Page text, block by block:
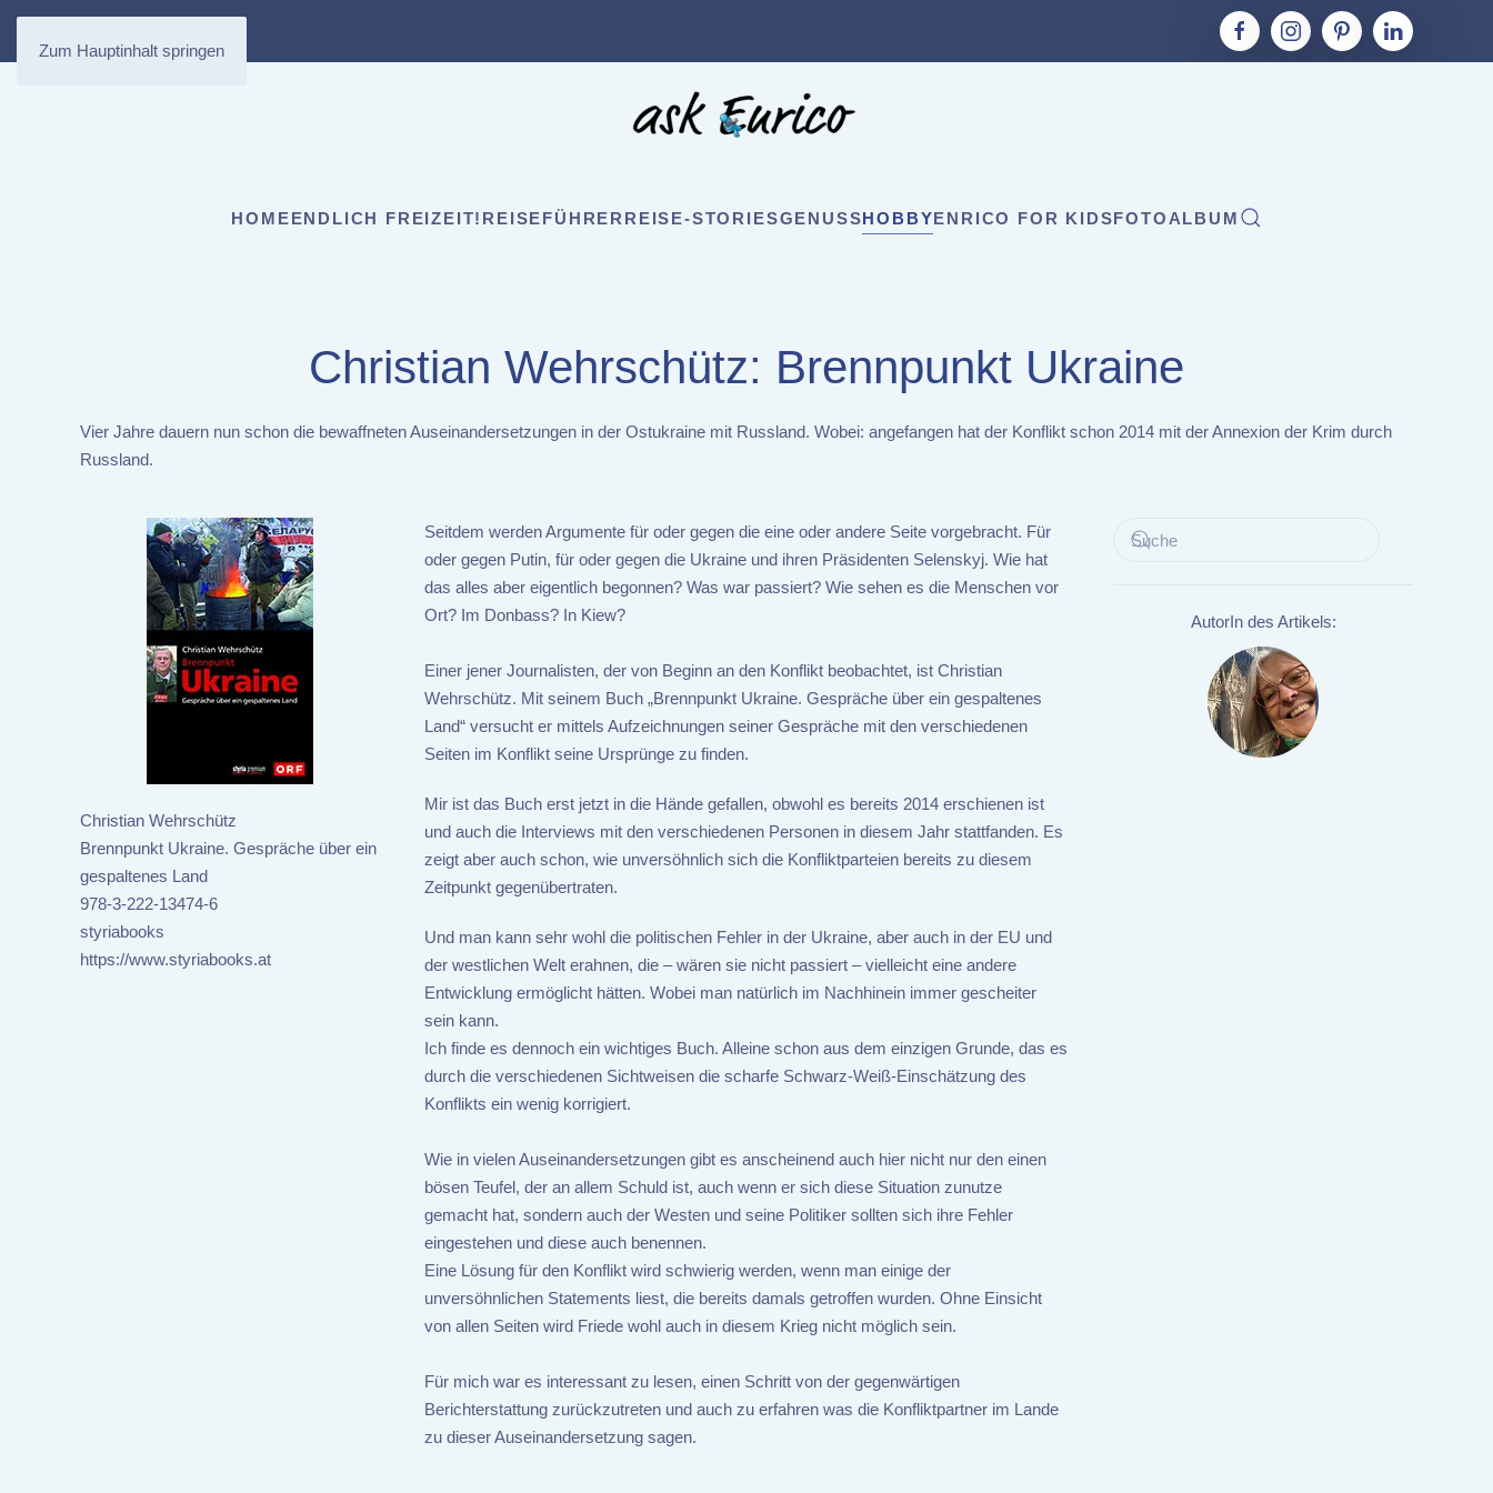
Zum Hauptinhalt springen
HOMEENDLICH FREIZEIT! REISEFÜHRER REISE-STORIESGENUSSHOBBYENRICO FOR KIDSFOTOALBUM
Christian Wehrschütz: Brennpunkt Ukraine
Vier Jahre dauern nun schon die bewaffneten Auseinandersetzungen in der Ostukraine mit Russland. Wobei: angefangen hat der Konflikt schon 2014 mit der Annexion der Krim durch
Russland.
Christian Wehrschütz
Brennpunkt Ukraine. Gespräche über ein
gespaltenes Land
978-3-222-13474-6
styriabooks
https://www.styriabooks.at
Seitdem werden Argumente für oder gegen die eine oder andere Seite vorgebracht. Für
oder gegen Putin, für oder gegen die Ukraine und ihren Präsidenten Selenskyj. Wie hat
das alles aber eigentlich begonnen? Was war passiert? Wie sehen es die Menschen vor
Ort? Im Donbass? In Kiew?
Einer jener Journalisten, der von Beginn an den Konflikt beobachtet, ist Christian
Wehrschütz. Mit seinem Buch „Brennpunkt Ukraine. Gespräche über ein gespaltenes
Land“ versucht er mittels Aufzeichnungen seiner Gespräche mit den verschiedenen
Seiten im Konflikt seine Ursprünge zu finden.
Mir ist das Buch erst jetzt in die Hände gefallen, obwohl es bereits 2014 erschienen ist
und auch die Interviews mit den verschiedenen Personen in diesem Jahr stattfanden. Es
zeigt aber auch schon, wie unversöhnlich sich die Konfliktparteien bereits zu diesem
Zeitpunkt gegenübertraten.
Und man kann sehr wohl die politischen Fehler in der Ukraine, aber auch in der EU und
der westlichen Welt erahnen, die – wären sie nicht passiert – vielleicht eine andere
Entwicklung ermöglicht hätten. Wobei man natürlich im Nachhinein immer gescheiter
sein kann.
Ich finde es dennoch ein wichtiges Buch. Alleine schon aus dem einzigen Grunde, das es
durch die verschiedenen Sichtweisen die scharfe Schwarz-Weiß-Einschätzung des
Konflikts ein wenig korrigiert.
Wie in vielen Auseinandersetzungen gibt es anscheinend auch hier nicht nur den einen
bösen Teufel, der an allem Schuld ist, auch wenn er sich diese Situation zunutze
gemacht hat, sondern auch der Westen und seine Politiker sollten sich ihre Fehler
eingestehen und diese auch benennen.
Eine Lösung für den Konflikt wird schwierig werden, wenn man einige der
unversöhnlichen Statements liest, die bereits damals getroffen wurden. Ohne Einsicht
von allen Seiten wird Friede wohl auch in diesem Krieg nicht möglich sein.
Für mich war es interessant zu lesen, einen Schritt von der gegenwärtigen
Berichterstattung zurückzutreten und auch zu erfahren was die Konfliktpartner im Lande
zu dieser Auseinandersetzung sagen.
AutorIn des Artikels: